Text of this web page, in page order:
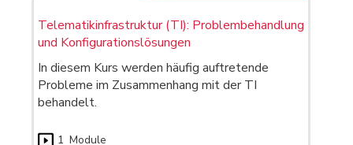
Telematikinfrastruktur (TI): Problembehandlung
und Konfigurationslösungen
In diesem Kurs werden häufig auftretende
Probleme im Zusammenhang mit der TI
behandelt.
1 Module